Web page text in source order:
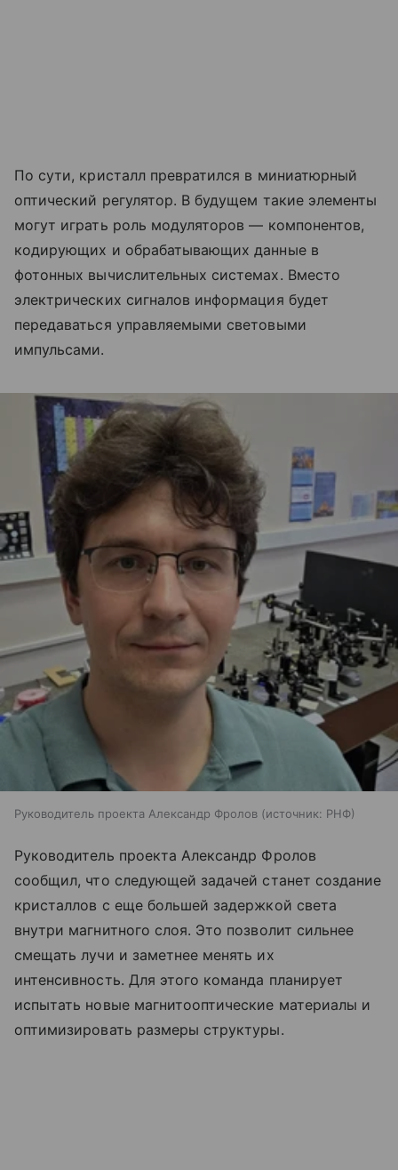
По сути, кристалл превратился в миниатюрный
оптический регулятор. В будущем такие элементы
могут играть роль модуляторов — компонентов,
кодирующих и обрабатывающих данные в
фотонных вычислительных системах. Вместо
электрических сигналов информация будет
передаваться управляемыми световыми
импульсами.
Руководитель проекта Александр Фролов источник: РНФ
Руководитель проекта Александр Фролов
сообщил, что следующей задачей станет создание
кристаллов с еще большей задержкой света
внутри магнитного слоя. Это позволит сильнее
смещать лучи и заметнее менять их
интенсивность. Для этого команда планирует
испытать новые магнитооптические материалы и
оптимизировать размеры структуры.